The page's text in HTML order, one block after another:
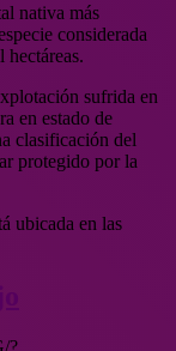
nativa más
considerada
hectáreas.
sufrida en
en estado de
clasificación del
protegido por la
ubicada en las
?